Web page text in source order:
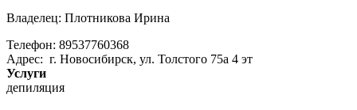
Владелец: Плотникова Ирина
Телефон: 89537760368
Адрес: г. Новосибирск, ул. Толстого 75а 4 эт
Услуги
депиляция